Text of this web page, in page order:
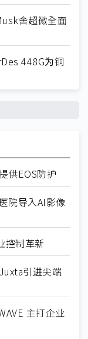
舍超微全面
448G为铜
供EOS防护
院导入AI影像
控制革新
引进尖端
主打企业